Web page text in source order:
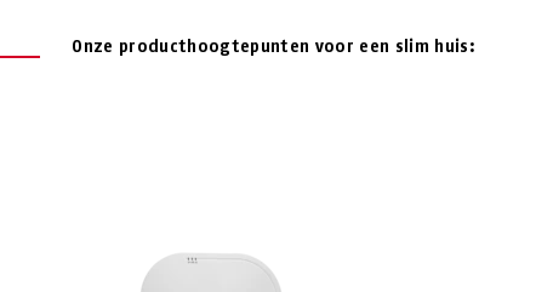
Onze producthoogtepunten voor een slim huis: